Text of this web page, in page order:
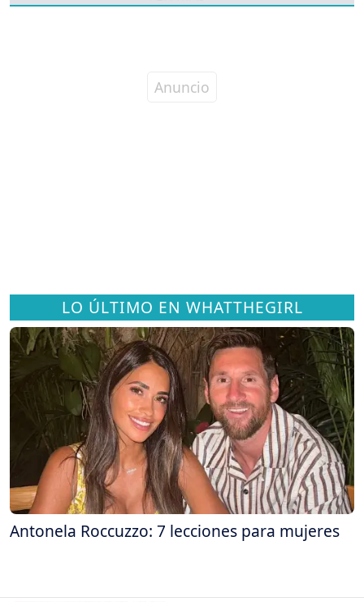
LO ÚLTIMO EN WHATTHEGIRL
Antonela Roccuzzo: 7 lecciones para mujeres